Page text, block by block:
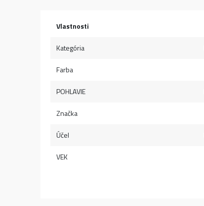
Vlastnosti
Kategória
Farba
POHLAVIE
Značka
Účel
VEK